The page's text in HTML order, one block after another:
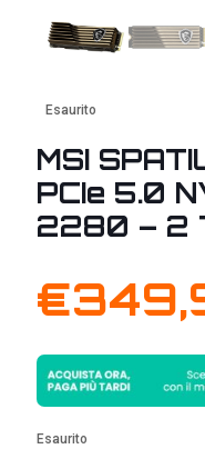
Esaurito
MSI
PCIe 5.0
2280 – 2
€
Esaurito